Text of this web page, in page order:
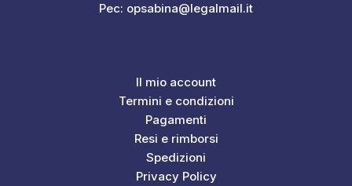
Pec: opsabina@legalmail.it
Il mio account
Termini e condizioni
Pagamenti
Resi e rimborsi
Spedizioni
Privacy Policy